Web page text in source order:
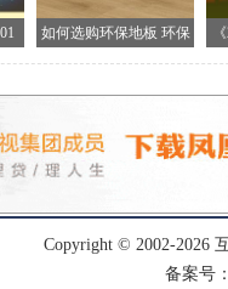
如何选购环保地板 环保
地
Copyright © 2002-2026
备案号